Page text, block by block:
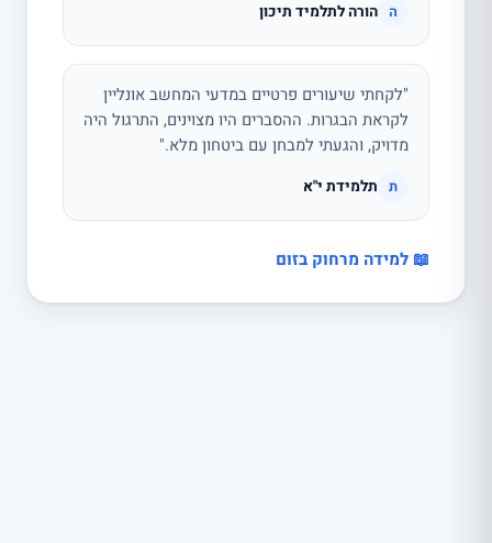
ה הורה לתלמיד תיכון
"לקחתי שיעורים פרטיים במדעי המחשב אונליין
לקראת הבגרות. ההסברים היו מצוינים, התרגול היה
מדויק, והגעתי למבחן עם ביטחון מלא."
ת תלמידת י"א
📖 למידה מרחוק בזום